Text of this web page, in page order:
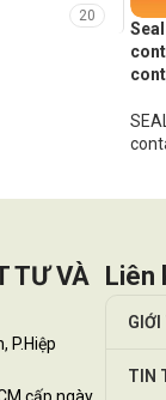
20
TƯ VÀ
P.Hiệp
Liên
GIỚI
TIN